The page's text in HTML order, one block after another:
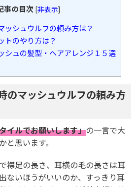
事の目次 [非表示]
ッシュウルフの頼み方は？
トのやり方は？
シュの髪型・ヘアアレンジ１５選
のマッシュウルフの頼み方
イルでお願いします」の一言で大
と思います。
襟足の長さ、耳横の毛の長さは耳
ないほうがいいのか、すっきり耳